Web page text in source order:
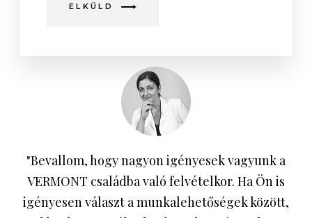
ELKÜLD
"Bevallom, hogy nagyon igényesek vagyunk a
VERMONT családba való felvételkor. Ha Ön is
igényesen választ a munkalehetőségek között,